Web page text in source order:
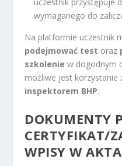
wymaganego do
Na platformie uczestnik
podejmować test oraz
szkolenie w dogodnym
możliwe jest korzystanie
inspektorem BHP.
DOKUMENTY
CERTYFIKAT/
WPISY W